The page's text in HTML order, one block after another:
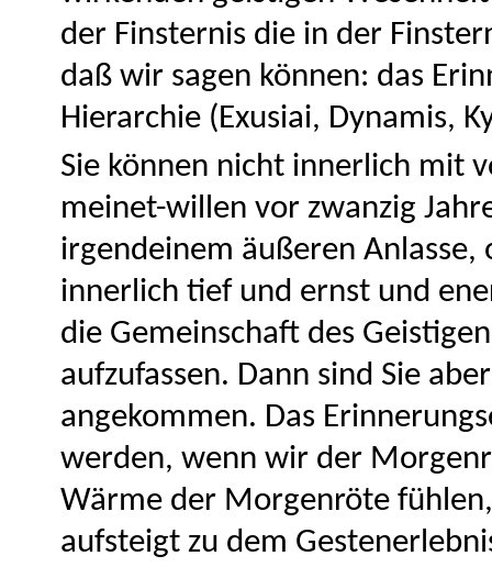
der Finsternis die in der
daß wir sagen können: das
Hierarchie (Exusiai, Dynamis,
Sie können nicht innerlich mit
meinet-willen vor zwanzig
irgendeinem äußeren Anlasse,
innerlich tief und ernst und
die Gemeinschaft des
aufzufassen. Dann sind Sie
angekommen. Das
werden, wenn wir der
Wärme der Morgenröte
aufsteigt zu dem